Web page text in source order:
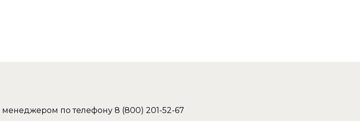
менеджером по телефону 8 (800) 201-52-67